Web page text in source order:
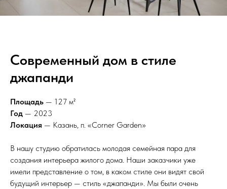
Современный дом в стиле
джапанди
Площадь — 127 м²
Год — 2023
Локация — Казань, п. «Corner Garden»
В нашу студию обратилась молодая семейная пара для
создания интерьера жилого дома. Наши заказчики уже
имели представление о том, в каком стиле они видят свой
будущий интерьер — стиль «джапанди». Мы были очень